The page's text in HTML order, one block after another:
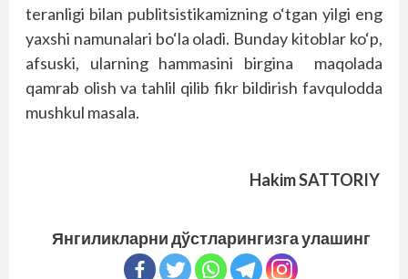
teranligi bilan publitsistikamizning o‘tgan yilgi eng
yaxshi namunalari bo‘la oladi. Bunday kitoblar ko‘p,
afsuski, ularning hammasini birgina maqolada
qamrab olish va tahlil qilib fikr bildirish favqulodda
mushkul masala.
Hakim SATTORIY
Янгиликларни дўстларингизга улашинг